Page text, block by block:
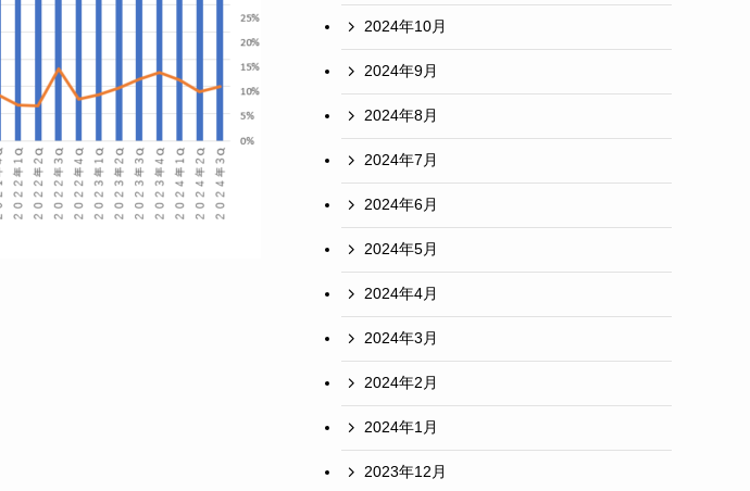
2024年10月
2024年9月
2024年8月
2024年7月
2024年6月
2024年5月
2024年4月
2024年3月
2024年2月
2024年1月
2023年12月